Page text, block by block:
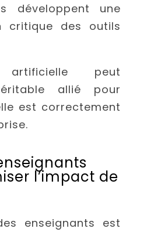
développent une
critique des outils
artificielle peut
allié pour
est correctement
l’impact de
enseignants est